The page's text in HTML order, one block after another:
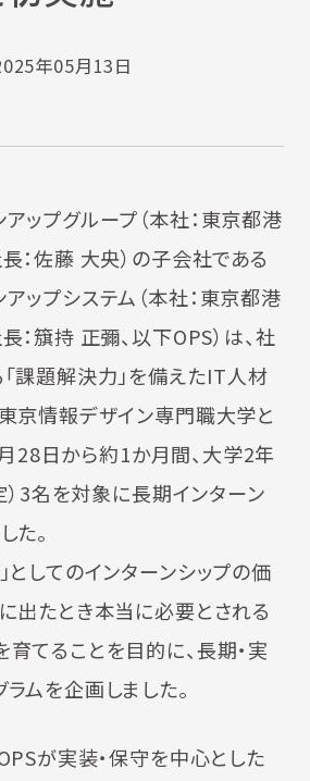
年05月13日
ップグループ（本社：東京都港
：佐藤 大央）の子会社である
ップシステム（本社：東京都港
：簱持 正彌、以下OPS）は、社
課題解決力」を備えたIT人材
京情報デザイン専門職大学と
28日から約1か月間、大学2年
3名を対象に長期インターン
た。
としてのインターンシップの価
出たとき本当に必要とされる
てることを目的に、長期・実
ムを企画しました。
が実装・保守を中心とした